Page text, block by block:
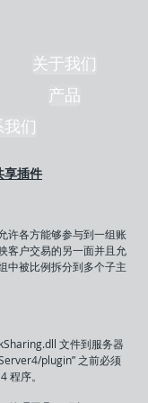
关于我们
产品
们
享插件
许各方能够参与到一组账
客户交易的另一面并且允
中被比例拆分到多个子主
文件到服务器
plugin” 之前必须
程序。